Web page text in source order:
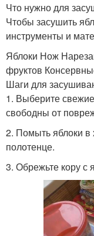
Что нужно для
Чтобы засушить
инструменты и
Яблоки Нож
фруктов
Шаги для
1. Выберите
свободны от
2. Помыть яблоки
полотенце.
3. Обрежьте кору с